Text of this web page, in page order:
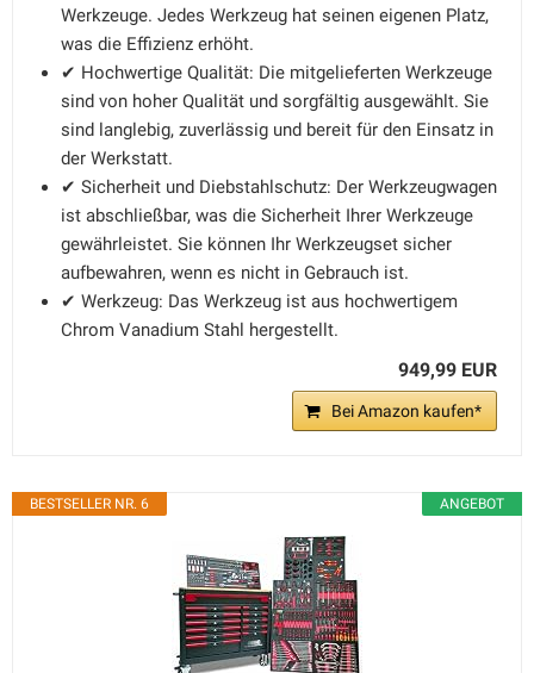
Werkzeuge. Jedes Werkzeug hat seinen eigenen Platz,
was die Effizienz erhöht.
✔ Hochwertige Qualität: Die mitgelieferten Werkzeuge
sind von hoher Qualität und sorgfältig ausgewählt. Sie
sind langlebig, zuverlässig und bereit für den Einsatz in
der Werkstatt.
✔ Sicherheit und Diebstahlschutz: Der Werkzeugwagen
ist abschließbar, was die Sicherheit Ihrer Werkzeuge
gewährleistet. Sie können Ihr Werkzeugset sicher
aufbewahren, wenn es nicht in Gebrauch ist.
✔ Werkzeug: Das Werkzeug ist aus hochwertigem
Chrom Vanadium Stahl hergestellt.
949,99 EUR
Bei Amazon kaufen*
ANGEBOT
BESTSELLER NR. 6